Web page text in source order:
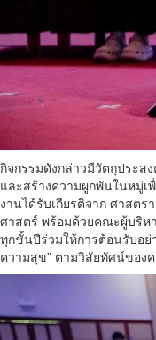
กิจกรรมดังกล่าวมีวัตถุประส
และสร้างความผูกพันในหมู่
งานได้รับเกียรติจาก ศาสต
ศาสตร์ พร้อมด้วยคณะผู้บริห
ทุกชั้นปีร่วมให้การต้อนรับอ
ความสุข” ตามวิสัยทัศน์ของ